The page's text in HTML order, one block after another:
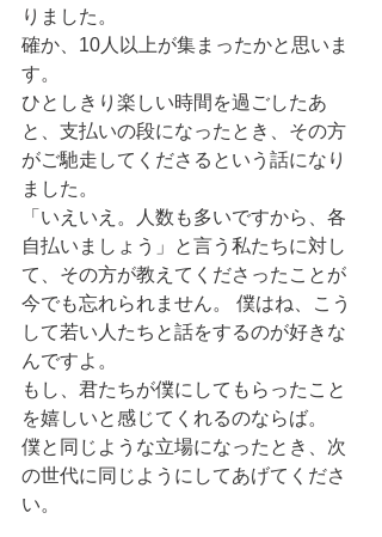
りました。
確か、10人以上が集まったかと思いま
す。
ひとしきり楽しい時間を過ごしたあ
と、支払いの段になったとき、その方
がご馳走してくださるという話になり
ました。
「いえいえ。人数も多いですから、各
自払いましょう」と言う私たちに対し
て、その方が教えてくださったことが
今でも忘れられません。 僕はね、こう
して若い人たちと話をするのが好きな
んですよ。
もし、君たちが僕にしてもらったこと
を嬉しいと感じてくれるのならば。
僕と同じような立場になったとき、次
の世代に同じようにしてあげてくださ
い。